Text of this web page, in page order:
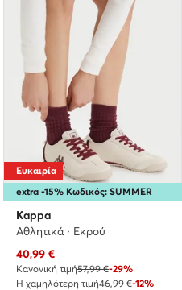
extra -15% Κωδικός: SUMMER
Ευκαιρία
Kappa
Αθλητικά · Εκρού
Τρέχουσα τιμή
40,99 €
Κανονική τιμή57,99 €-29%
Η χαμηλότερη τιμή46,99 €-12%